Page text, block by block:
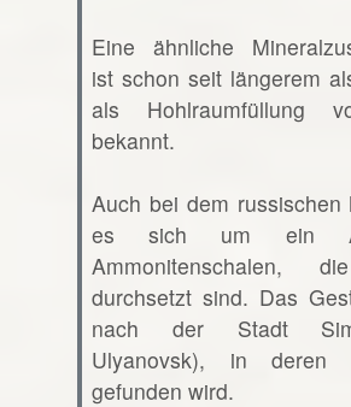
Eine ähnliche
ist schon seit längerem
als Hohlraumfüllung
bekannt.
Auch bei dem russischen
es sich um ein
Ammonitenschalen,
durchsetzt sind. Das
nach der Stadt
Ulyanovsk), in deren
gefunden wird.